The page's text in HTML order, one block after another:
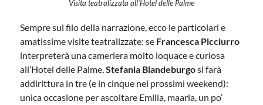
Visita teatralizzata all’Hotel delle Palme
Sempre sul filo della narrazione, ecco le particolari e
amatissime visite teatralizzate: se Francesca Picciurro
interpreterà una cameriera molto loquace e curiosa
all’Hotel delle Palme,Stefania Blandeburgosi farà
addirittura in tre (e in cinque nei prossimi weekend):
unica occasione per ascoltare Emilia, maaria, un po’